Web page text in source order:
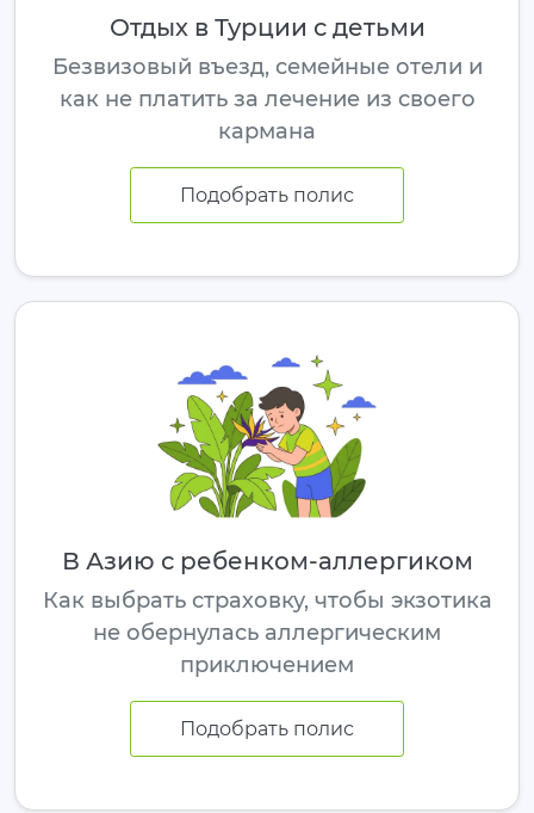
Отдых в Турции с детьми
Безвизовый въезд, семейные отели и
как не платить за лечение из своего
кармана
Подобрать полис
В Азию с ребенком-аллергиком
Как выбрать страховку, чтобы экзотика
не обернулась аллергическим
приключением
Подобрать полис